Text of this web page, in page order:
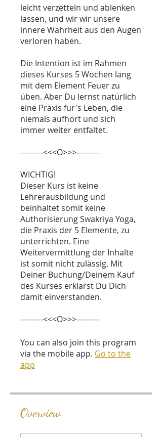
leicht verzetteln und ablenken
lassen, und wir wir unsere
innere Wahrheit aus den Augen
verloren haben.
Die Intention ist im Rahmen
dieses Kurses 5 Wochen lang
mit dem Element Feuer zu
üben. Aber Du lernst natürlich
eine Praxis für's Leben, die
niemals aufhört und sich
immer weiter entfaltet.
---------<<<O>>>---------
WICHTIG!
Dieser Kurs ist keine
Lehrerausbildung und
beinhaltet somit keine
Authorisierung Swakriya Yoga,
die Praxis der 5 Elemente, zu
unterrichten. Eine
Weitervermittlung der Inhalte
ist somit nicht zulässig. Mit
Deiner Buchung/Deinem Kauf
des Kurses erklärst Du Dich
damit einverstanden.
---------<<<O>>>---------
You can also join this program
via the mobile app. Go to the
app
Overview